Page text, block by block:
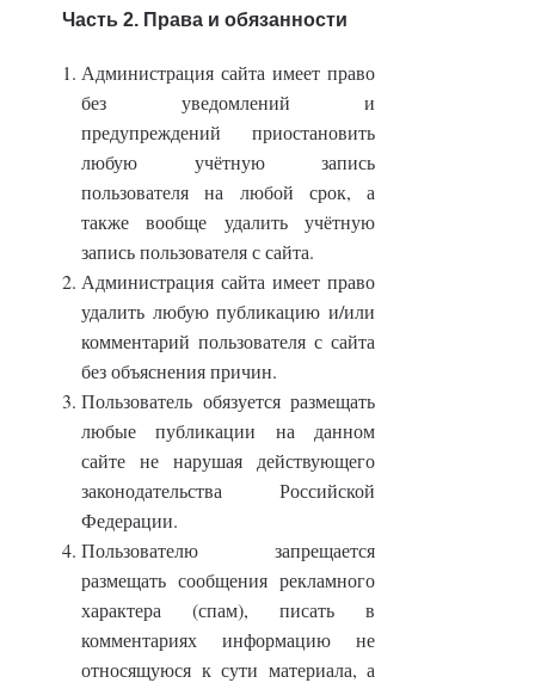
Часть 2. Права и обязанности
Администрация сайта имеет право
без уведомлений и
предупреждений приостановить
любую учётную запись
пользователя на любой срок, а
также вообще удалить учётную
запись пользователя с сайта.
Администрация сайта имеет право
удалить любую публикацию и/или
комментарий пользователя с сайта
без объяснения причин.
Пользователь обязуется размещать
любые публикации на данном
сайте не нарушая действующего
законодательства Российской
Федерации.
Пользователю запрещается
размещать сообщения рекламного
характера (спам), писать в
комментариях информацию не
относящуюся к сути материала, а